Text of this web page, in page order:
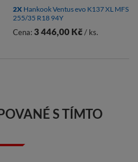
2X Hankook Ventus evo K137 XL MFS
255/35 R18 94Y
Cena:3 446,00 Kč/ ks.
S TÍMTO